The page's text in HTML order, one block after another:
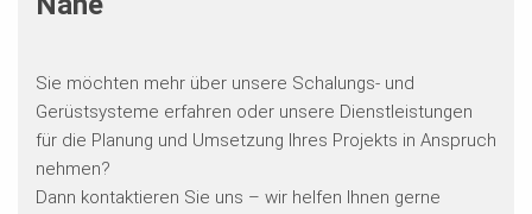
Sie möchten mehr über unsere Schalungs- und
Gerüstsysteme erfahren oder unsere Dienstleistungen
für die Planung und Umsetzung Ihres Projekts in Anspruch
nehmen?
Dann kontaktieren Sie uns – wir helfen Ihnen gerne